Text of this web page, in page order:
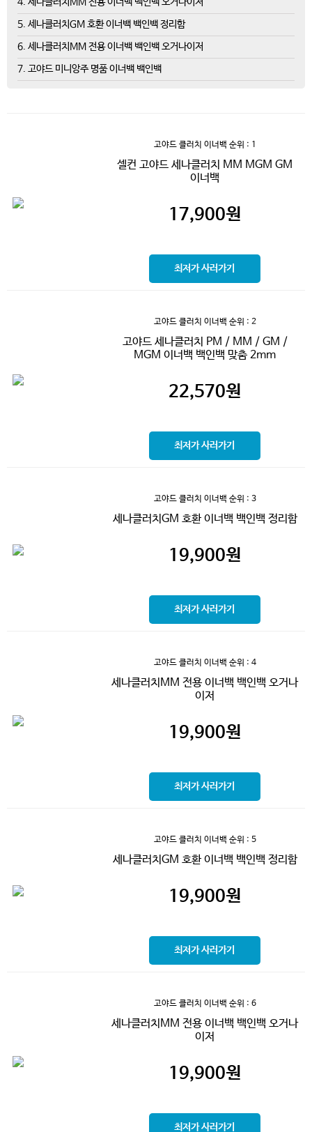
5. 세나클러치GM 호환 이너백 백인백 정리함
6. 세나클러치MM 전용 이너백 백인백 오거나이저
7. 고야드 미니앙주 명품 이너백 백인백
고야드 클러치 이너백 순위 : 1
셀컨 고야드 세나클러치 MM MGM GM
이너백
17,900원
최저가 사러가기
고야드 클러치 이너백 순위 : 2
고야드 세나클러치 PM / MM / GM /
MGM 이너백 백인백 맞춤 2mm
22,570원
최저가 사러가기
고야드 클러치 이너백 순위 : 3
세나클러치GM 호환 이너백 백인백 정리함
19,900원
최저가 사러가기
고야드 클러치 이너백 순위 : 4
세나클러치MM 전용 이너백 백인백 오거나
이저
19,900원
최저가 사러가기
고야드 클러치 이너백 순위 : 5
세나클러치GM 호환 이너백 백인백 정리함
19,900원
최저가 사러가기
고야드 클러치 이너백 순위 : 6
세나클러치MM 전용 이너백 백인백 오거나
이저
19,900원
최저가 사러가기